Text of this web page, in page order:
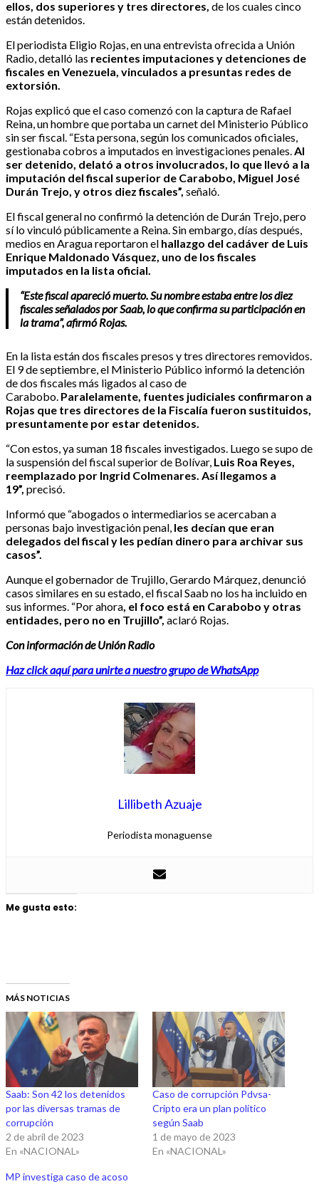
ellos, dos superiores y tres directores, de los cuales cinco
están detenidos.
El periodista Eligio Rojas, en una entrevista ofrecida a Unión
Radio, detalló las recientes imputaciones y detenciones de
fiscales en Venezuela, vinculados a presuntas redes de
extorsión.
Rojas explicó que el caso comenzó con la captura de Rafael
Reina, un hombre que portaba un carnet del Ministerio Público
sin ser fiscal. “Esta persona, según los comunicados oficiales,
gestionaba cobros a imputados en investigaciones penales.Al
ser detenido, delató a otros involucrados, lo que llevó a la
imputación del fiscal superior de Carabobo, Miguel José
Durán Trejo, y otros diez fiscales”, señaló.
El fiscal general no confirmó la detención de Durán Trejo, pero
sí lo vinculó públicamente a Reina. Sin embargo, días después,
medios en Aragua reportaron el hallazgo del cadáver de Luis
Enrique Maldonado Vásquez, uno de los fiscales
imputados en la lista oficial.
“Este fiscal apareció muerto. Su nombre estaba entre los diez
fiscales señalados por Saab, lo que confirma su participación en
la trama”, afirmó Rojas.
En la lista están dos fiscales presos y tres directores removidos.
El 9 de septiembre, el Ministerio Público informó la detención
de dos fiscales más ligados al caso de
Carabobo. Paralelamente, fuentes judiciales confirmaron a
Rojas que tres directores de la Fiscalía fueron sustituidos,
presuntamente por estar detenidos.
“Con estos, ya suman 18 fiscales investigados. Luego se supo de
la suspensión del fiscal superior de Bolívar, Luis Roa Reyes,
reemplazado por Ingrid Colmenares. Así llegamos a
19”, precisó.
Informó que “abogados o intermediarios se acercaban a
personas bajo investigación penal, les decían que eran
delegados del fiscal y les pedían dinero para archivar sus
casos”.
Aunque el gobernador de Trujillo, Gerardo Márquez, denunció
casos similares en su estado, el fiscal Saab no los ha incluido en
sus informes. “Por ahora, el foco está en Carabobo y otras
entidades, pero no en Trujillo”, aclaró Rojas.
Con información de Unión Radio
Haz click aquí para unirte a nuestro grupo de WhatsApp
Lillibeth Azuaje
Periodista monaguense
Me gusta esto:
MÁS NOTICIAS
Saab: Son 42 los detenidos
por las diversas tramas de
corrupción
2 de abril de 2023
En «NACIONAL»
Caso de corrupción Pdvsa-
Cripto era un plan político
según Saab
1 de mayo de 2023
En «NACIONAL»
MP investiga caso de acoso